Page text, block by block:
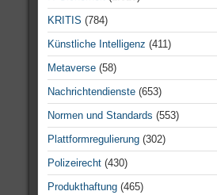
KRITIS (784)
Künstliche Intelligenz (411)
Metaverse (58)
Nachrichtendienste (653)
Normen und Standards (553)
Plattformregulierung (302)
Polizeirecht (430)
Produkthaftung (465)